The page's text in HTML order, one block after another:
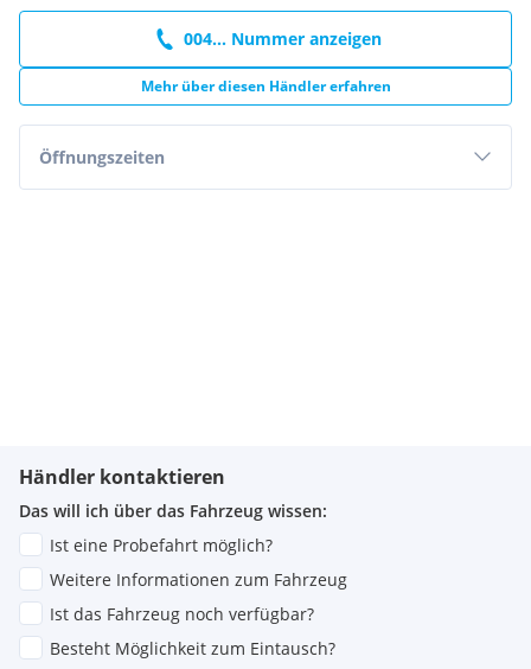
004... Nummer anzeigen
Mehr über diesen Händler erfahren
Öffnungszeiten
Händler kontaktieren
Das will ich über das Fahrzeug wissen:
Ist eine Probefahrt möglich?
Weitere Informationen zum Fahrzeug
Ist das Fahrzeug noch verfügbar?
Besteht Möglichkeit zum Eintausch?